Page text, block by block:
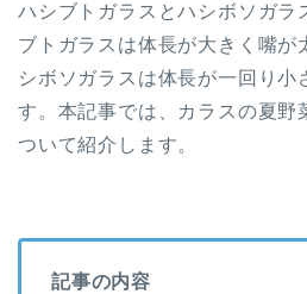
ハシブトガラスとハシボソガラ
ブトガラスは体長が大きく嘴が
シボソガラスは体長が一回り小
す。本記事では、カラスの夏野
ついて紹介します。
記事の内容